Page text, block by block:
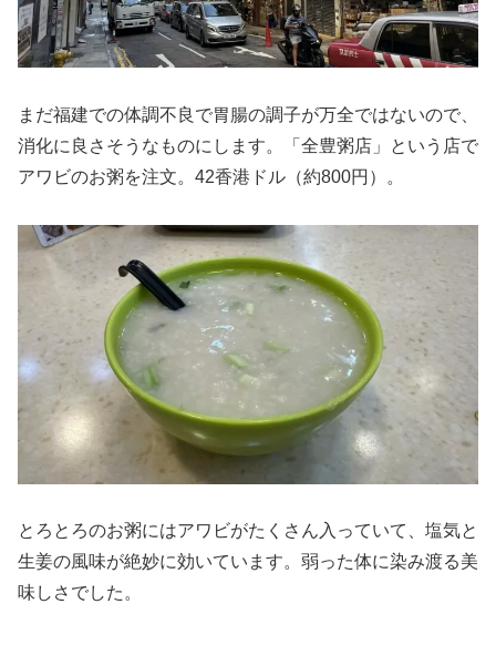
まだ福建での体調不良で胃腸の調子が万全ではないので、
消化に良さそうなものにします。「全豊粥店」という店で
アワビのお粥を注文。42香港ドル（約800円）。
とろとろのお粥にはアワビがたくさん入っていて、塩気と
生姜の風味が絶妙に効いています。弱った体に染み渡る美
味しさでした。